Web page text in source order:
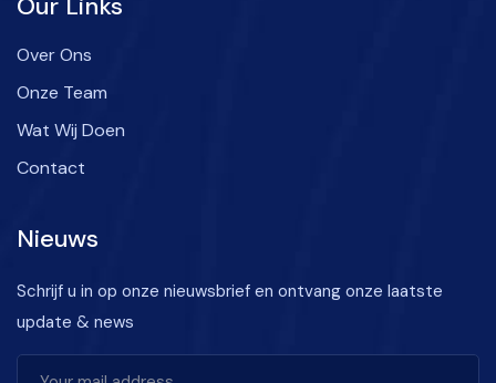
Over Ons
Onze Team
Wat Wij Doen
Contact
Nieuws
Schrijf u in op onze nieuwsbrief en ontvang onze laatste
update & news